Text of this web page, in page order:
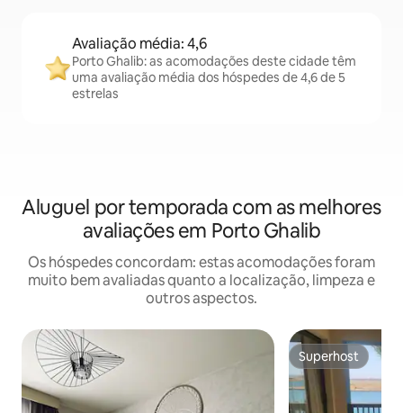
Avaliação média: 4,6
Porto Ghalib: as acomodações deste cidade têm
uma avaliação média dos hóspedes de 4,6 de 5
estrelas
Aluguel por temporada com as melhores
avaliações em Porto Ghalib
Os hóspedes concordam: estas acomodações foram
muito bem avaliadas quanto a localização, limpeza e
outros aspectos.
Superhost
Superhost